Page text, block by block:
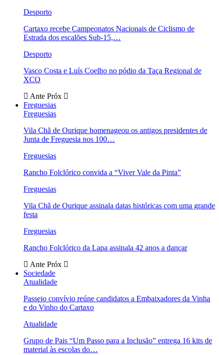
Desporto
Cartaxo recebe Campeonatos Nacionais de Ciclismo de
Estrada dos escalões Sub-15,…
Desporto
Vasco Costa e Luís Coelho no pódio da Taça Regional de
XCO
Ante Próx
Freguesias
Freguesias
Vila Chã de Ourique homenageou os antigos presidentes de
Junta de Freguesia nos 100…
Freguesias
Rancho Folclórico convida a “Viver Vale da Pinta”
Freguesias
Vila Chã de Ourique assinala datas históricas com uma grande
festa
Freguesias
Rancho Folclórico da Lapa assinala 42 anos a dançar
Ante Próx
Sociedade
Atualidade
Passeio convívio reúne candidatos a Embaixadores da Vinha
e do Vinho do Cartaxo
Atualidade
Grupo de Pais “Um Passo para a Inclusão” entrega 16 kits de
material às escolas do…